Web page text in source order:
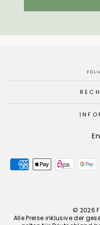
© 2026
Alle Preise inklusive der